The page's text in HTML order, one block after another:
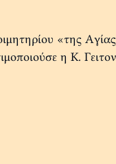
«της
η Κ.